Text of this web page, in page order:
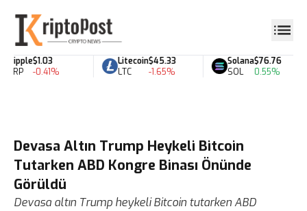
Ripple
XRP
$1.03
-0.41%
Litecoin
LTC
$45.33
-1.65%
Solana
SOL
$76.76
0.55%
Devasa Altın Trump Heykeli Bitcoin
Tutarken ABD Kongre Binası Önünde
Görüldü
Devasa altın Trump heykeli Bitcoin tutarken ABD